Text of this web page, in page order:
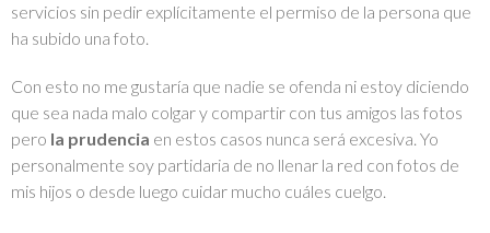
servicios sin pedir explícitamente el permiso de la persona que
ha subido una foto.
Con esto no me gustaría que nadie se ofenda ni estoy diciendo
que sea nada malo colgar y compartir con tus amigos las fotos
pero la prudencia en estos casos nunca será excesiva. Yo
personalmente soy partidaria de no llenar la red con fotos de
mis hijos o desde luego cuidar mucho cuáles cuelgo.